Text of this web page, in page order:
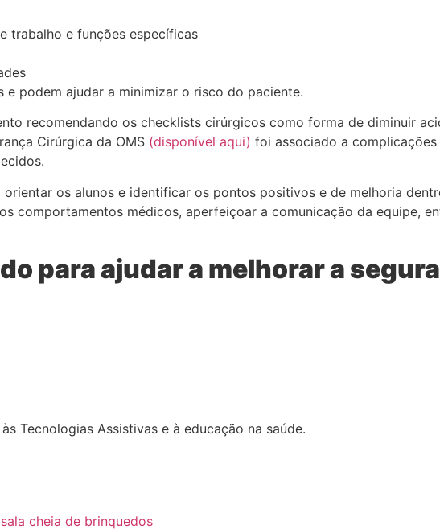
trabalho e funções específicas
podem ajudar a minimizar o risco do paciente.
recomendando os checklists cirúrgicos como forma de diminuir
Cirúrgica da OMS (disponível aqui) foi associado a
os alunos e identificar os pontos positivos e de melhoria
comportamentos médicos, aperfeiçoar a comunicação da equipe,
para ajudar a melhorar a
Tecnologias Assistivas e à educação na saúde.